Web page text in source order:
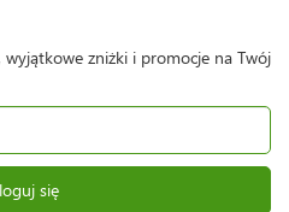
zniżki i promocje na Twój
się